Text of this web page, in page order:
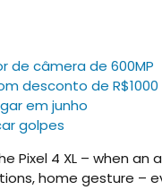
de câmera de 600MP
desconto de R$1000
em junho
golpes
Pixel 4 XL – when an
home gesture –